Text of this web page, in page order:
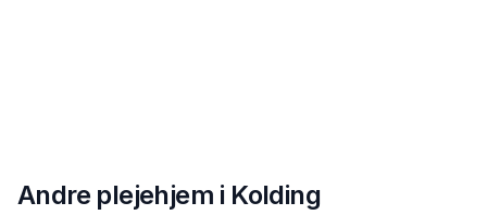
Andre plejehjem i Kolding